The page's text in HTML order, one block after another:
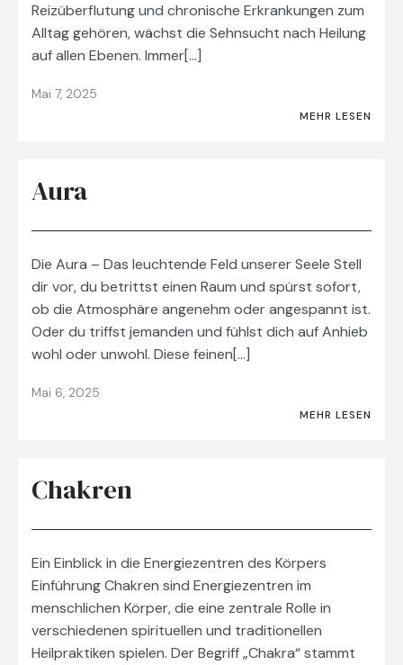
Reizüberflutung und chronische Erkrankungen zum
Alltag gehören, wächst die Sehnsucht nach Heilung
auf allen Ebenen. Immer[…]
Mai 7, 2025
MEHR LESEN
Aura
Die Aura – Das leuchtende Feld unserer Seele Stell
dir vor, du betrittst einen Raum und spürst sofort,
ob die Atmosphäre angenehm oder angespannt ist.
Oder du triffst jemanden und fühlst dich auf Anhieb
wohl oder unwohl. Diese feinen[…]
Mai 6, 2025
MEHR LESEN
Chakren
Ein Einblick in die Energiezentren des Körpers
Einführung Chakren sind Energiezentren im
menschlichen Körper, die eine zentrale Rolle in
verschiedenen spirituellen und traditionellen
Heilpraktiken spielen. Der Begriff „Chakra“ stammt